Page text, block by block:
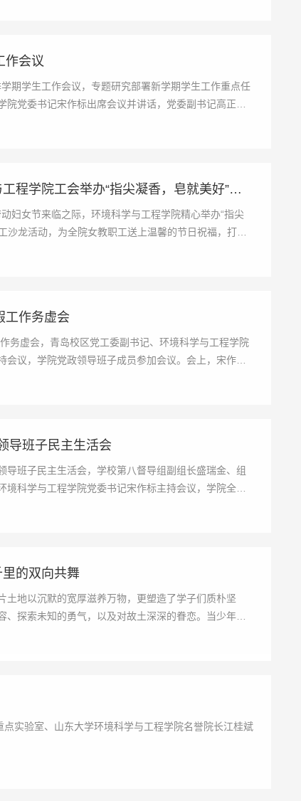
作会议
期学生工作会议，专题研究部署新学期学生工作重点任
党委书记宋作标出席会议并讲话，党委副书记高正主
指尖凝香，皂就美好——环境科学与工程学院工会举办“指尖凝香，皂就美好”三八”...
妇女节来临之际，环境科学与工程学院精心举办“指尖
龙活动，为全院女教职工送上温馨的节日祝福，打造
工作务虚会
务虚会，青岛校区党工委副书记、环境科学与工程学院
议，学院党政领导班子成员参加会议。会上，宋作标
导班子民主生活会
班子民主生活会，学校第八督导组副组长盛瑞金、组
科学与工程学院党委书记宋作标主持会议，学院全体
的双向共舞
地以沉默的宽厚滋养万物，更塑造了学子们质朴坚
探索未知的勇气，以及对故土深深的眷恋。当少年心
实验室、山东大学环境科学与工程学院名誉院长江桂斌